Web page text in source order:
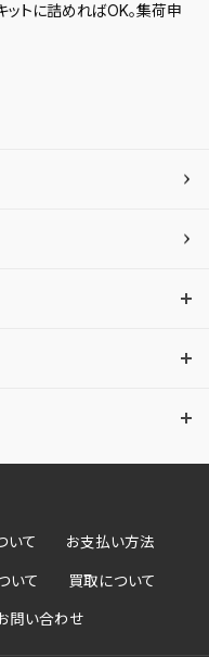
トに詰めればOK。集荷申
いて お支払い方法
いて 買取について
問い合わせ